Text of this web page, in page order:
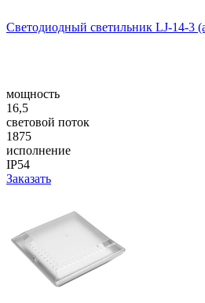
Светодиодный светильник LJ-14-3
мощность
16,5
световой поток
1875
исполнение
IP54
Заказать